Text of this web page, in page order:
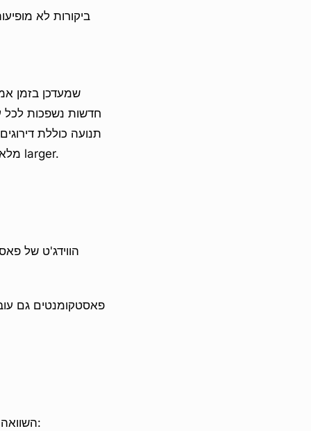
ביקורות לא
חדשות נשפכות לכל
תנועה כוללת
מלא. רבים מהלקוחות שלנו משלמים רק דולר, עם מחירים לכל מנהל ומבקר זמין לארגונים larger.
הווידג'ט של
פאסטקומנטים גם
השוואה מהירה בין הממדים שהסוחרים שואלים עליהם כאשר הם מחפשים אלטרנטיבה ליוטפו: